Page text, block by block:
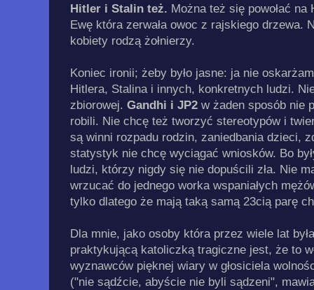
Hitler i Stalin też. Można też się powołać
Ewę która zerwała owoc z rajskiego drzewa.
kobiety rodzą żołnierzy.
Koniec ironii; żeby było jasne: ja nie
Hitlera, Stalina i innych, konkretnych ludzi.
zbiorowej. Gandhi i JP2 w żaden sposób nie
robili. Nie chcę też tworzyć stereotypów i
są winni rozpadu rodzin, zaniedbania dzieci,
statystyk nie chcę wyciągać wniosków. Bo
ludzi, którzy nigdy się nie dopuścili zła. Nie
wrzucać do jednego worka wspaniałych
tylko dlatego że mają taką samą 23cią parę
Dla mnie, jako osoby która przez wiele lat
praktykującą katoliczką tragiczne jest, że to
wyznawców pięknej wiary w głosiciela
("nie sądźcie, abyście nie byli sądzeni",